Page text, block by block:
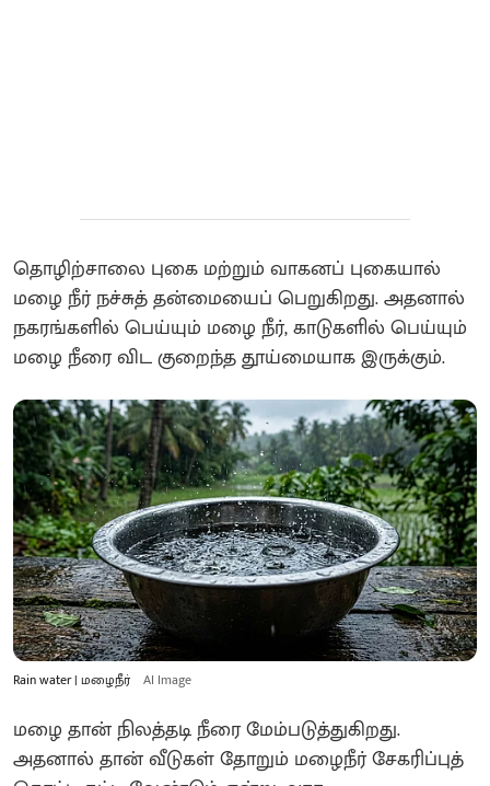
தொழிற்சாலை புகை மற்றும் வாகனப் புகையால்
மழை நீர் நச்சுத் தன்மையைப் பெறுகிறது. அதனால்
நகரங்களில் பெய்யும் மழை நீர், காடுகளில் பெய்யும்
மழை நீரை விட குறைந்த தூய்மையாக இருக்கும்.
Rain water | மழைநீர் AI Image
மழை தான் நிலத்தடி நீரை மேம்படுத்துகிறது.
அதனால் தான் வீடுகள் தோறும் மழைநீர் சேகரிப்புத்